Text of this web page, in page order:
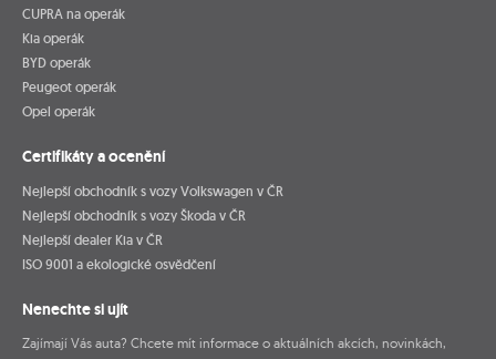
CUPRA na operák
Kia operák
BYD operák
Peugeot operák
Opel operák
Certifikáty a ocenění
Nejlepší obchodník s vozy Volkswagen v ČR
Nejlepší obchodník s vozy Škoda v ČR
Nejlepší dealer Kia v ČR
ISO 9001 a ekologické osvědčení
Nenechte si ujít
Zajímají Vás auta? Chcete mít informace o aktuálních akcích, novinkách,